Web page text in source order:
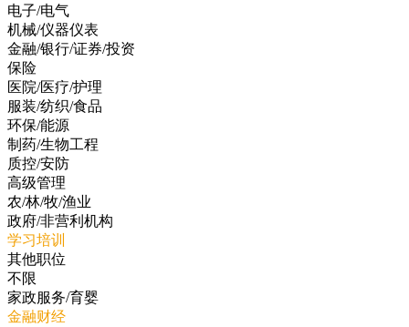
电子/电气
机械/仪器仪表
金融/银行/证券/投资
保险
医院/医疗/护理
服装/纺织/食品
环保/能源
制药/生物工程
质控/安防
高级管理
农/林/牧/渔业
政府/非营利机构
学习培训
其他职位
不限
家政服务/育婴
金融财经